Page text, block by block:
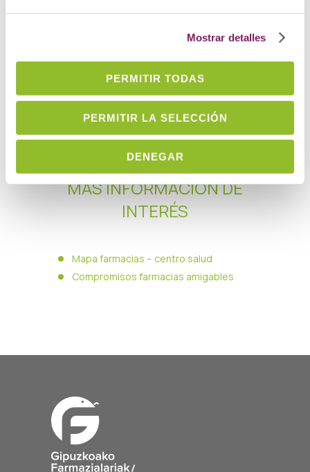
Mostrar detalles
PERMITIR TODAS
PERMITIR LA SELECCIÓN
DENEGAR
MÁS INFORMACIÓN DE
INTERÉS
Mapa farmacias – centro salud
Compromisos farmacias amigables